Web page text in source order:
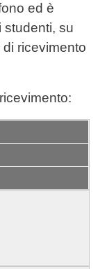
ed è
studenti, su
ricevimento